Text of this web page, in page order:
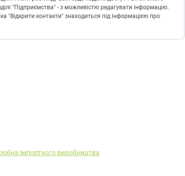
"Підприємства" - з можливістю редагувати інформацію.
"Відкрити контакти" знаходиться під інформацією про
імпортного виробництва